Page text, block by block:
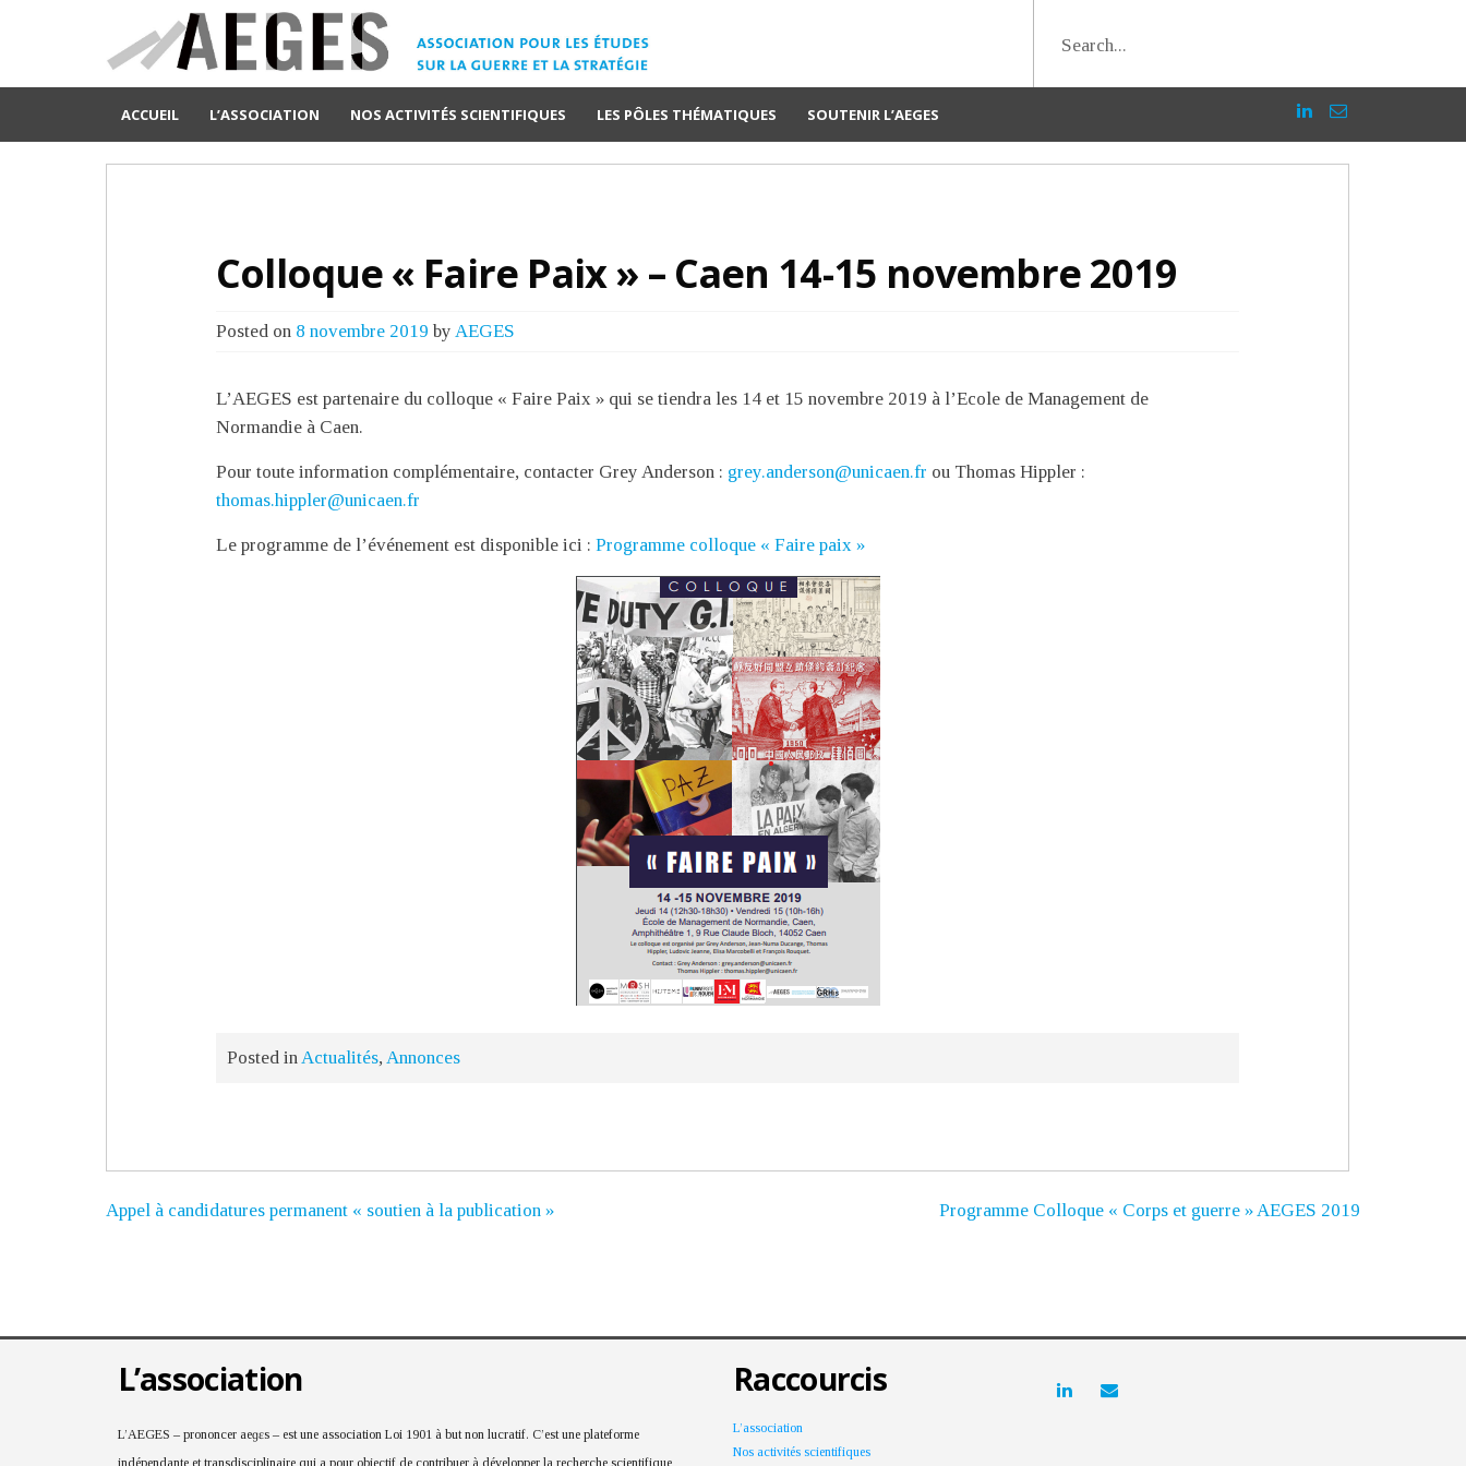
ACCUEIL L’ASSOCIATION NOS ACTIVITÉS SCIENTIFIQUES LES PÔLES THÉMATIQUES SOUTENIR L’AEGES
Colloque « Faire Paix » – Caen 14-15 novembre 2019
Posted on 8 novembre 2019 byAEGES
L’AEGES est partenaire du colloque « Faire Paix » qui se tiendra les 14 et 15 novembre 2019 à l’Ecole de Management de
Normandie à Caen.
Pour toute information complémentaire, contacter Grey Anderson : grey.anderson@unicaen.fr ou Thomas Hippler :
thomas.hippler@unicaen.fr
Le programme de l’événement est disponible ici :Programme colloque « Faire paix »
Posted inActualités,Annonces
Appel à candidatures permanent « soutien à la publication » Programme Colloque « Corps et guerre » AEGES 2019
L’association
L’AEGES – prononcer aeɡɛs – est une association Loi 1901 à but non lucratif. C’est une plateforme
Raccourcis
L’association
Nos activités scientifiques